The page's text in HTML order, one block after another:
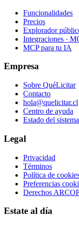
Funcionalidades
Precios
Explorador
Integraciones ·
MCP para tu IA
Empresa
Sobre QuéLicitar
Contacto
hola@quelicitar.cl
Centro de ayuda
Estado del sistema
Legal
Privacidad
Términos
Política de
Preferencias
Derechos
Estate al día